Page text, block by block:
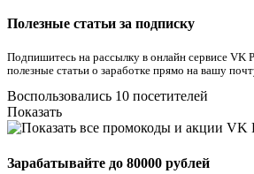
Полезные статьи за подписку
Подпишитесь на рассылку в онлайн сервисе VK
полезные статьи о заработке прямо на вашу
Воспользовались 10 посетителей
Показать
Зарабатывайте до 80000 рублей